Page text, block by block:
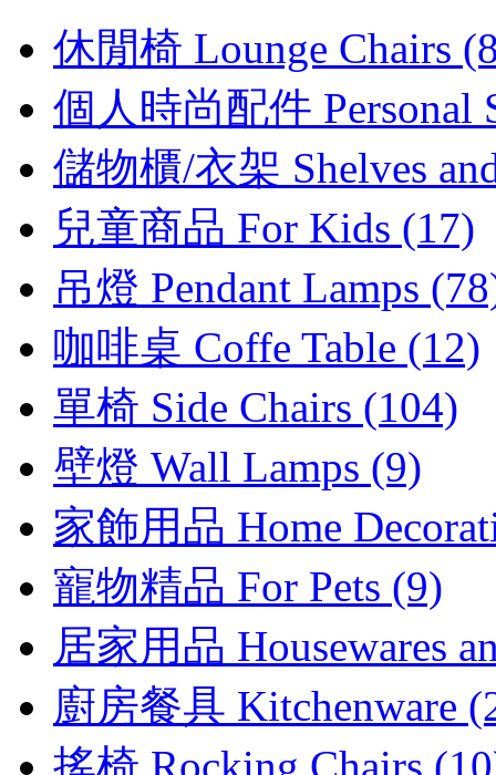
休閒椅 Lounge Chairs
個人時尚配件 Personal
儲物櫃/衣架 Shelves
兒童商品 For Kids (17)
吊燈 Pendant Lamps
咖啡桌 Coffe Table (12)
單椅 Side Chairs (104)
壁燈 Wall Lamps (9)
家飾用品 Home
寵物精品 For Pets (9)
居家用品 Housewares
廚房餐具 Kitchenware